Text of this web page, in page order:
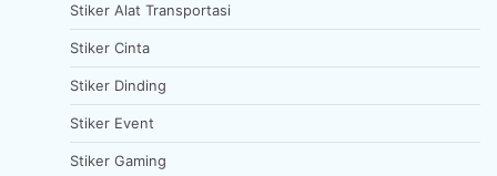
Stiker Alat Transportasi
Stiker Cinta
Stiker Dinding
Stiker Event
Stiker Gaming